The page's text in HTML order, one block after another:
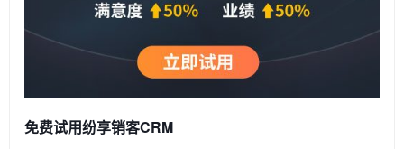
免费试用纷享销客CRM